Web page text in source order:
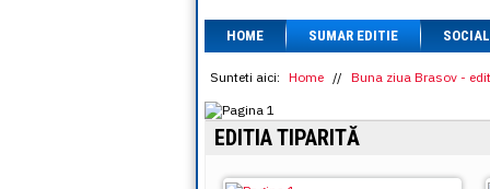
HOME SUMAR EDITIE SOCIAL
Sunteti aici: Home // Buna ziua Brasov -
EDITIA TIPARITĂ